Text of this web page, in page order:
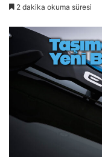
2 dakika okuma süresi